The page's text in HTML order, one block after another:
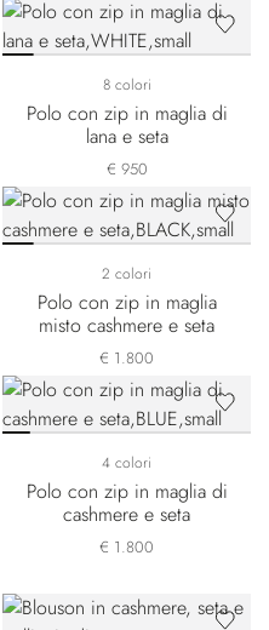
8 colori
Polo con zip in maglia di
lana e seta
€ 950
2 colori
Polo con zip in maglia
misto cashmere e seta
€ 1.800
4 colori
Polo con zip in maglia di
cashmere e seta
€ 1.800